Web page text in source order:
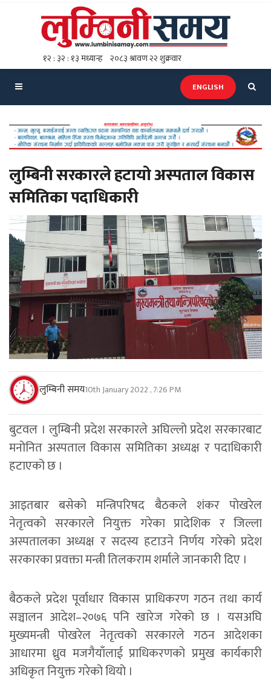
ENGLISH
लुम्बिनी सरकारले हटायो अस्पताल विकास
समितिका पदाधिकारी
लुम्बिनी समय10th January 2022 , 7:26 PM
बुटवल । लुम्बिनी प्रदेश सरकारले अघिल्लो प्रदेश सरकारबाट
मनोनित अस्पताल विकास समितिका अध्यक्ष र पदाधिकारी
हटाएको छ ।
आइतबार बसेको मन्त्रिपरिषद बैठकले शंकर पोखरेल
नेतृत्वको सरकारले नियुक्त गरेका प्रादेशिक र जिल्ला
अस्पतालका अध्यक्ष र सदस्य हटाउने निर्णय गरेको प्रदेश
सरकारका प्रवक्ता मन्त्री तिलकराम शर्माले जानकारी दिए ।
बैठकले प्रदेश पूर्वाधार विकास प्राधिकरण गठन तथा कार्य
सञ्चालन आदेश–२०७६ पनि खारेज गरेको छ । यसअघि
मुख्यमन्त्री पोखरेल नेतृत्वको सरकारले गठन आदेशका
आधारमा ध्रुव मजगैयाँलाई प्राधिकरणको प्रमुख कार्यकारी
अधिकृत नियुक्त गरेको थियो ।